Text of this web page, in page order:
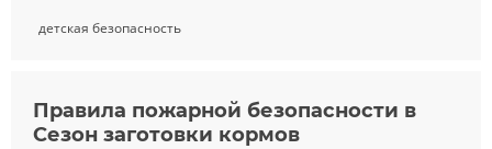
детская безопасность
Правила пожарной безопасности в
Сезон заготовки кормов